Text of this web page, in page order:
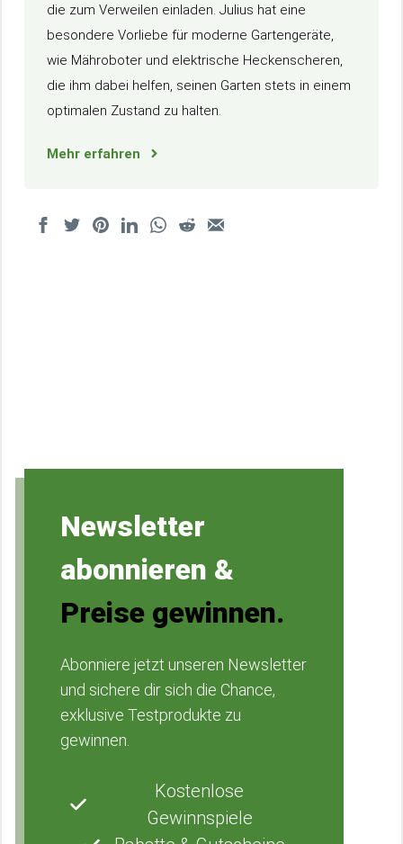
die zum Verweilen einladen. Julius hat eine
besondere Vorliebe für moderne Gartengeräte,
wie Mähroboter und elektrische Heckenscheren,
die ihm dabei helfen, seinen Garten stets in einem
optimalen Zustand zu halten.
Mehr erfahren
Newsletter
abonnieren &
Preise gewinnen.
Abonniere jetzt unseren Newsletter
und sichere dir sich die Chance,
exklusive Testprodukte zu
gewinnen.
Kostenlose
Gewinnspiele